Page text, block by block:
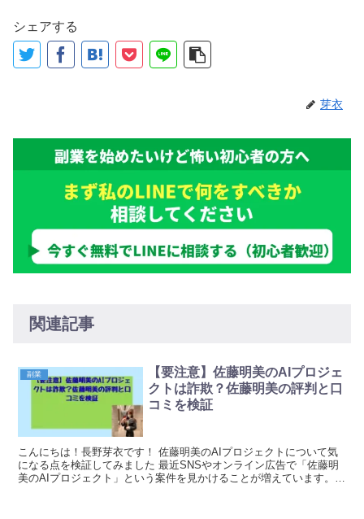
シェアする
芽衣
関連記事
副業
【要注意】佐藤明美のAIプロジェ
クトは詐欺？佐藤明美の評判と口
コミを検証
こんにちは！長野芽衣です！ 佐藤明美のAIプロジェクトについて気
になる点を検証してみました 最近SNSやオンライン広告で「佐藤明
美のAIプロジェクト」という案件を見かけることが増えています。